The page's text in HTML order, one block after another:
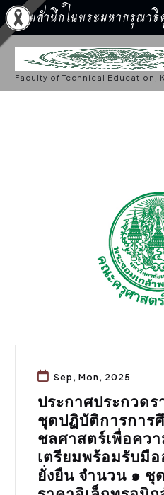
น้อมสำนึกในพระมหากรุณา
S
k
o
Faculty of Technical Education,
Sep, Mon, 2025
ประกาศประกวด
ชุดปฏิบัติการการ
ชลศาสตร์เพื่อควา
เตรียมพร้อมรับมื
ยั่งยืน จำนวน ๑ ชุ